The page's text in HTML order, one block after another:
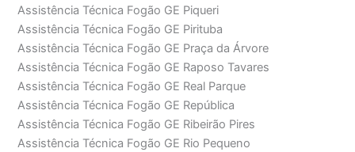
Assistência Técnica Fogão GE Piqueri
Assistência Técnica Fogão GE Pirituba
Assistência Técnica Fogão GE Praça da Árvore
Assistência Técnica Fogão GE Raposo Tavares
Assistência Técnica Fogão GE Real Parque
Assistência Técnica Fogão GE República
Assistência Técnica Fogão GE Ribeirão Pires
Assistência Técnica Fogão GE Rio Pequeno